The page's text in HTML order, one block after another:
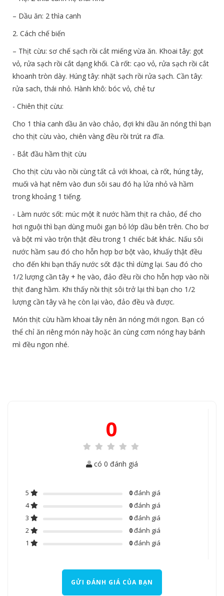
– Dầu ăn: 2 thìa canh
2. Cách chế biến
– Thịt cừu: sơ chế sạch rồi cắt miếng vừa ăn. Khoai tây: gọt
vỏ, rửa sạch rồi cắt dạng khối. Cà rốt: cạo vỏ, rửa sạch rồi cắt
khoanh tròn dày. Húng tây: nhặt sạch rồi rửa sạch. Cần tây:
rửa sach, thái nhỏ. Hành khô: bóc vỏ, chẻ tư
- Chiên thịt cừu:
Cho 1 thìa canh dầu ăn vào chảo, đợi khi dầu ăn nóng thì bạn
cho thịt cừu vào, chiên vàng đều rồi trút ra đĩa.
- Bắt đầu hầm thịt cừu
Cho thịt cừu vào nồi cùng tất cả với khoai, cà rốt, húng tây,
muối và hạt nêm vào đun sôi sau đó hạ lửa nhỏ và hầm
trong khoảng 1 tiếng.
- Làm nước sốt: múc một ít nước hầm thịt ra chảo, để cho
hơi nguội thì bạn dùng muôi gạn bỏ lớp dầu bên trên. Cho bơ
và bột mì vào trộn thật đều trong 1 chiếc bát khác. Nấu sôi
nước hầm sau đó cho hỗn hợp bơ bột vào, khuấy thật đều
cho đến khi bạn thấy nước sốt đặc thì dừng lại. Sau đó cho
1/2 lượng cần tây + hẹ vào, đảo đều rồi cho hỗn hợp vào nồi
thịt đang hầm. Khi thấy nồi thịt sôi trở lại thì bạn cho 1/2
lượng cần tây và hẹ còn lại vào, đảo đều và được.
Món thịt cừu hầm khoai tây nên ăn nóng mới ngon. Bạn có
thể chỉ ăn riêng món này hoặc ăn cùng cơm nóng hay bánh
mì đều ngon nhé.
0
có 0 đánh giá
5 0đánh giá
4
0đánh giá
3
0đánh giá
2
0đánh giá
1
0đánh giá
GỬI ĐÁNH GIÁ CỦA BẠN